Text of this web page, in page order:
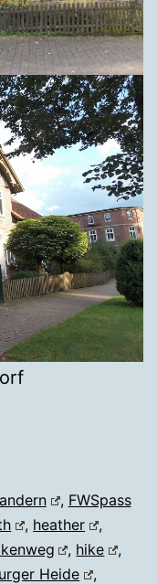
, FWSpass
, heather
,
, hike
,
Heide
,